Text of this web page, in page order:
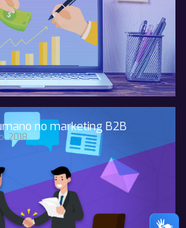
no marketing B2B
2018